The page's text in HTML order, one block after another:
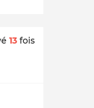
13 fois